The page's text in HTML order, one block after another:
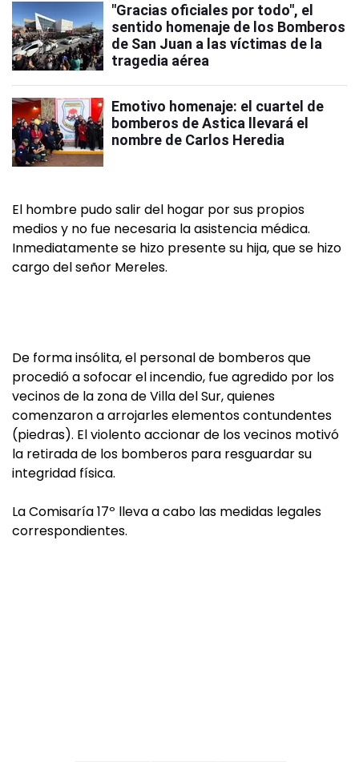
"Gracias oficiales por todo", el
sentido homenaje de los Bomberos
de San Juan a las víctimas de la
tragedia aérea
Emotivo homenaje: el cuartel de
bomberos de Astica llevará el
nombre de Carlos Heredia
El hombre pudo salir del hogar por sus propios
medios y no fue necesaria la asistencia médica.
Inmediatamente se hizo presente su hija, que se hizo
cargo del señor Mereles.
De forma insólita, el personal de bomberos que
procedió a sofocar el incendio, fue agredido por los
vecinos de la zona de Villa del Sur, quienes
comenzaron a arrojarles elementos contundentes
(piedras). El violento accionar de los vecinos motivó
la retirada de los bomberos para resguardar su
integridad física.
La Comisaría 17º lleva a cabo las medidas legales
correspondientes.